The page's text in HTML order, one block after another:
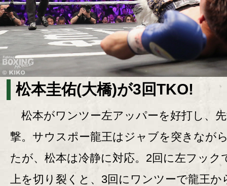
松本圭佑(大橋)が3回TKO!
松本がワンツー左アッパーを好打し、
撃。サウスポー龍王はジャブを突きなが
たが、松本は冷静に対応。2回に左フック
上を切り裂くと、3回にワンツーで龍王か